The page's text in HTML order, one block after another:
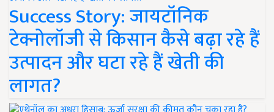
Success Story: जायटॉनिक
टेक्नोलॉजी से किसान कैसे बढ़ा रहे हैं
उत्पादन और घटा रहे हैं खेती की
लागत?